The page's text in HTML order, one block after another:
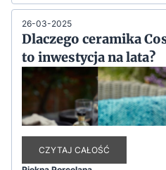
26-03-2025
Dlaczego ceramika
to inwestycja na lata?
CZYTAJ CAŁOŚĆ